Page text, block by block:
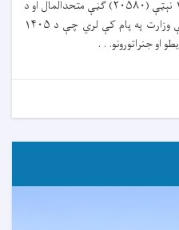
د ملي تدارکاتو ریاست د ۱۴۴۷/۱۲/۲۷ نېټې (۲۰۵۸۰) ګڼې متحدالمال او د
تدارکاتو د کړنلارې پر بنسټ، د پوهنې وزارت په پام کې لري چې د ۱۴۰۵
او جنراتورونو. . .